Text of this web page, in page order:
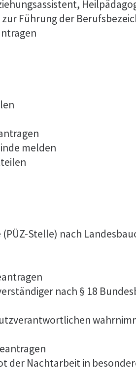
Führung der
melden
Stelle) nach
nach § 18
der Nachtarbeit in